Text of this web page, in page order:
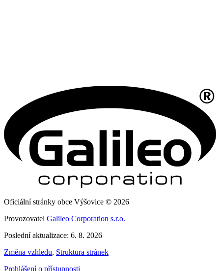
Oficiální stránky obce Výšovice © 2026
Provozovatel Galileo Corporation s.r.o.
Poslední aktualizace: 6. 8. 2026
Změna vzhledu, Struktura stránek
Prohlášení o přístupnosti